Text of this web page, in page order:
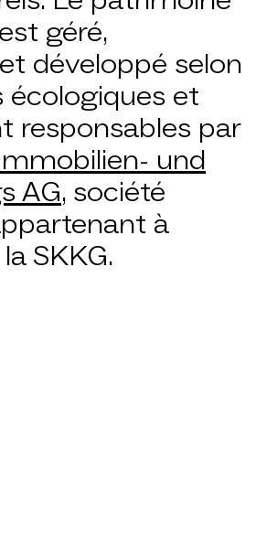
géré,
développé selon
écologiques et
responsables par
und
AG, société
à
SKKG.